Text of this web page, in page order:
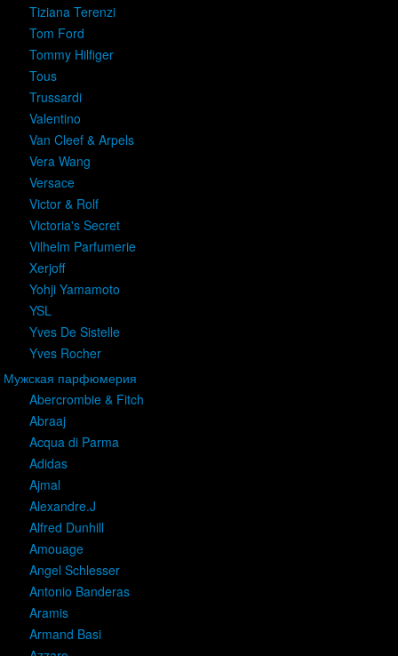
Tiziana Terenzi
Tom Ford
Tommy Hilfiger
Tous
Trussardi
Valentino
Van Cleef & Arpels
Vera Wang
Versace
Victor & Rolf
Victoria's Secret
Vilhelm Parfumerie
Xerjoff
Yohji Yamamoto
YSL
Yves De Sistelle
Yves Rocher
Мужская парфюмерия
Abercrombie & Fitch
Abraaj
Acqua di Parma
Adidas
Ajmal
Alexandre.J
Alfred Dunhill
Amouage
Angel Schlesser
Antonio Banderas
Aramis
Armand Basi